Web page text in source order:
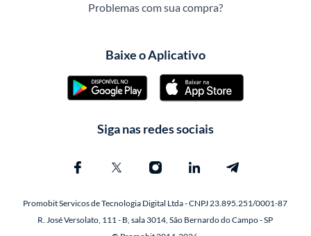
Problemas com sua compra?
Baixe o Aplicativo
Siga nas redes sociais
Promobit Servicos de Tecnologia Digital Ltda - CNPJ 23.895.251/0001-87
R. José Versolato, 111 - B, sala 3014, São Bernardo do Campo - SP